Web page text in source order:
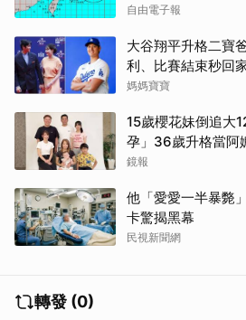
自由電子報
大谷翔平升格二寶
利、比賽結束秒回
開
媽媽寶寶
15歲櫻花妹倒追大
孕」36歲升格當
傻眼了
鏡報
他「愛愛一半暴斃
卡驚揭黑幕
民視新聞網
轉發 (0)